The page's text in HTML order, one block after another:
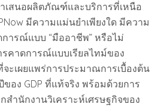
เสนอผลิตภัณฑ์และบริการที่เหนือ
มีความแม่นยำเพียงใด มีความ
ารณ์แบบ “มืออาชีพ” หรือไม่
คาดการณ์แบบเรียลไทม์ของ
ะเผยแพร่การประมาณการเบื้องต้น
อง GDP ที่แท้จริง พร้อมด้วยการ
สำนักงานวิเคราะห์เศรษฐกิจของ